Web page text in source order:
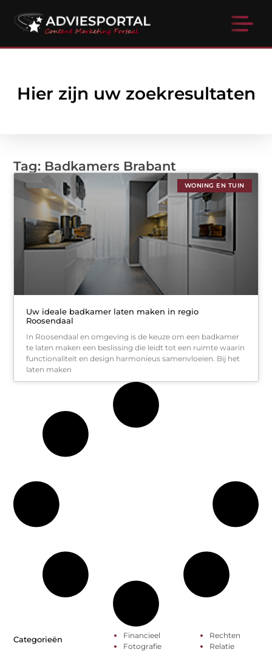
Hier zijn uw zoekresultaten
Tag: Badkamers Brabant
WONING EN TUIN
Uw ideale badkamer laten maken in regio
Roosendaal
In Roosendaal en omgeving is de keuze om een badkamer
te laten maken een beslissing die leidt tot een ruimte waarin
functionaliteit en design harmonieus samenvloeien. Bij het
laten maken
Categorieën
Financieel
Fotografie
Rechten
Relatie